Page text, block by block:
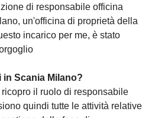
di responsabile officina
un'officina di proprietà della
incarico per me, è stato
in Scania Milano?
ricopro il ruolo di responsabile
quindi tutte le attività relative